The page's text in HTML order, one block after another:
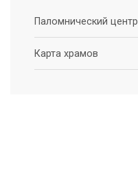
Паломнический центр
Карта храмов